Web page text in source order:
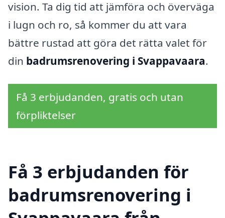
vision. Ta dig tid att jämföra och överväga
i lugn och ro, så kommer du att vara
bättre rustad att göra det rätta valet för
din badrumsrenovering i Svappavaara.
Få 3 erbjudanden, gratis och utan
förpliktelser
Få 3 erbjudanden för
badrumsrenovering i